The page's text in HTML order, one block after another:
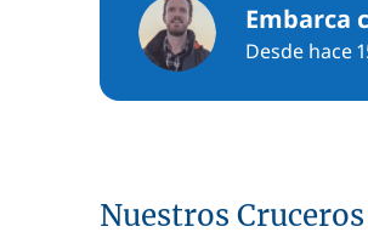
Embarca
Desde hace
Nuestros